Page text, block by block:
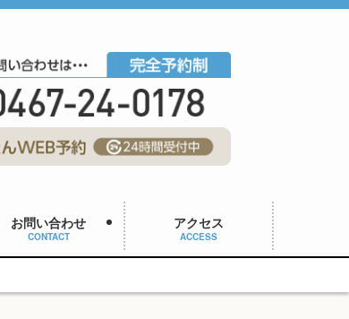
お問い合わせ
CONTACT
アクセス
ACCESS